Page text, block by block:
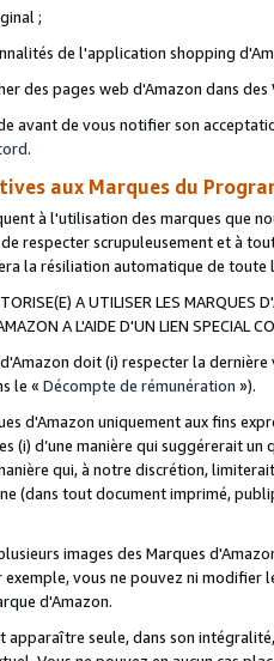
;
de l'application shopping
des pages web d'Amazon dans
avant de vous notifier son
.
aux Marques du
à l'utilisation des marques que
de respecter scrupuleusement et à
la résiliation automatique de
A UTILISER LES MARQUES
A L'AIDE D'UN LIEN SPECIAL
doit (i) respecter la
le « Décompte de rémunération »).
d'Amazon uniquement aux fins
(i) d’une manière qui suggérerait
qui, à notre discrétion,
(dans tout document imprimé,
images des Marques
exemple, vous ne pouvez ni
d'Amazon.
apparaître seule, dans son